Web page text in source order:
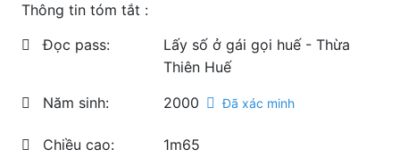
Thông tin tóm tắt :
Đọc pass:
Lấy số ở gái gọi huế - Thừa
Thiên Huế
Năm sinh:
2000 Đã xác minh
Chiều cao:
1m65